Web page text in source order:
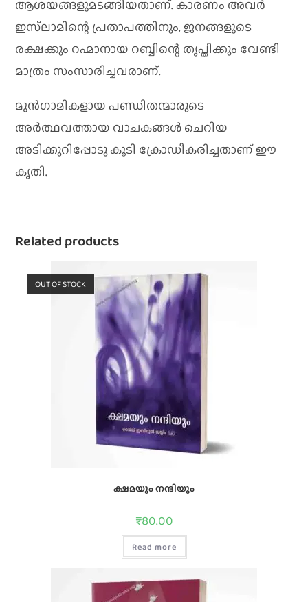
ആശയങ്ങളുമടങ്ങിയതാണ്. കാരണം അവർ
ഇസ്‌ലാമിന്റെ പ്രതാപത്തിനും, ജനങ്ങളുടെ
രക്ഷക്കും റഹ്മാനായ റബ്ബിന്റെ തൃപ്തിക്കും വേണ്ടി
മാത്രം സംസാരിച്ചവരാണ്.
മുൻഗാമികളായ പണ്ഡിതന്മാരുടെ
അർത്ഥവത്തായ വാചകങ്ങൾ ചെറിയ
അടിക്കുറിപ്പോടു കൂടി ക്രോഡീകരിച്ചതാണ് ഈ
കൃതി.
Related products
OUT OF STOCK
ക്ഷമയും നന്ദിയും
₹80.00
Read more